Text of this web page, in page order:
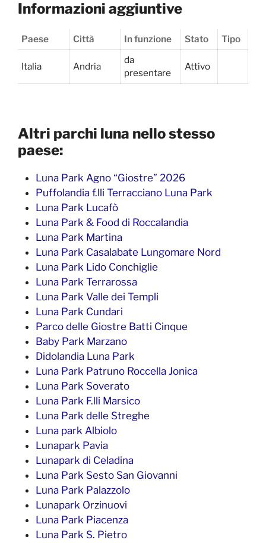
Informazioni aggiuntive
Paese Città In funzione Stato Tipo
Italia Andria
da
presentare
Attivo
Altri parchi luna nello stesso
paese:
Luna Park Agno “Giostre” 2026
Puffolandia f.lli Terracciano Luna Park
Luna Park Lucafò
Luna Park & Food di Roccalandia
Luna Park Martina
Luna Park Casalabate Lungomare Nord
Luna Park Lido Conchiglie
Luna Park Terrarossa
Luna Park Valle dei Templi
Luna Park Cundari
Parco delle Giostre Batti Cinque
Baby Park Marzano
Didolandia Luna Park
Luna Park Patruno Roccella Jonica
Luna Park Soverato
Luna Park F.lli Marsico
Luna Park delle Streghe
Luna park Albiolo
Lunapark Pavia
Lunapark di Celadina
Luna Park Sesto San Giovanni
Luna Park Palazzolo
Lunapark Orzinuovi
Luna Park Piacenza
Luna Park S. Pietro